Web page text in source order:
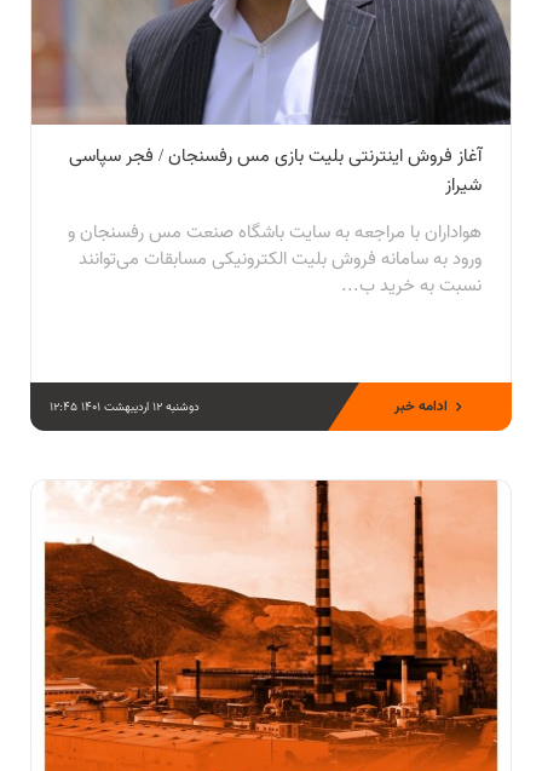
آغاز فروش اینترنتی بلیت بازی مس رفسنجان / فجر سپاسی
شیراز
هواداران با مراجعه به سایت باشگاه صنعت مس رفسنجان و
ورود به سامانه فروش بلیت الکترونیکی مسابقات می‌توانند
نسبت به خرید ب...
دوشنبه 12 اردیبهشت 1401 12:45 ادامه خبر